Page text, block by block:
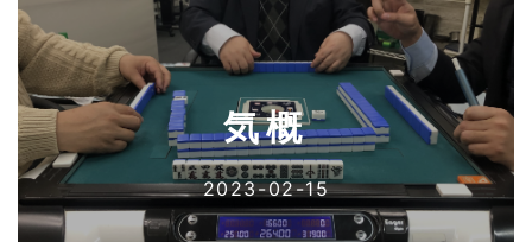
気概
2023-02-15